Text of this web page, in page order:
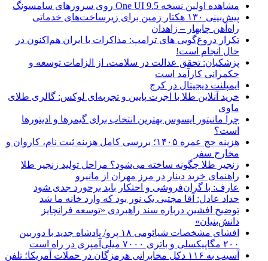
مشاهده اولین نسخه One UI 9.5 روی سرورهای سامسونگ
پیش‌بینی ۱۳۰ هکتار زمین برای زیرساخت‌های خدماتی
راه‌آهن چابهار – زاهدان
تکرار دروغ‌گویی های ترامپ: مذاکرات با ایران هم‌اکنون در
حال انجام است!
پزشکیان: تحقق عدالت در سلامت، از الزامات توسعه و
حکمرانی کارآمد است
ایمپلنت دیجیتال در کرج
خرید آنلاین طلا با اجرت پایین و تجربه‌ای لوکس: گالری طلای
ماوی
چرا مانیتور ایسوس بهترین انتخاب برای گیمرها و ادیتورها
است؟
هزینه حج عمره ۱۴۰۵؛ بررسی کامل هزینه ثبت نام، کاروان و
مخارج سفر
زنجیر طلا چگونه ساخته می‌شود؟ مراحل تولید زنجیر طلا
راهنمای خرید دینار در مرز مهران از مانیرو
عارف: با گران‌فروشی و احتکار باید برخورد جدی شود
حداد عادل: آقا مجتبی یک نور بود که وارد خانه ما شد
توضیح افشین درباره سند راهبردی «توسعه فرانچایز
دانش‌بنیان»
افشای مشخصات شیائومی ۱۸ پرو/ پادشاه جدید با دوربین
۲۰۰ مگاپیکسلی و باتری ۷۰۰۰ میلی‌آمپری در راه است
آسیب به ۱۱۶ دکل مخابراتی هرمزگان در حملات آمریکا؛ تلفن